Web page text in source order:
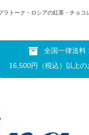
トーク・ロシアの紅茶・チョ
全国一律送料
16,500円（税込）以上